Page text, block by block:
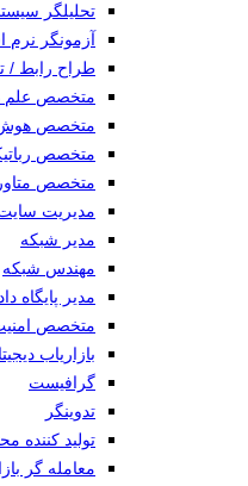
تحلیلگر
آزمونگر نرم
طراح رابط /
متخصص علم
متخصص
متخصص
متخصص
مدیریت
مدیر شبکه
مهندس شبکه
مدیر پایگاه
متخصص
بازاریاب
گرافیست
تدوینگر
تولید کننده
معامله گر